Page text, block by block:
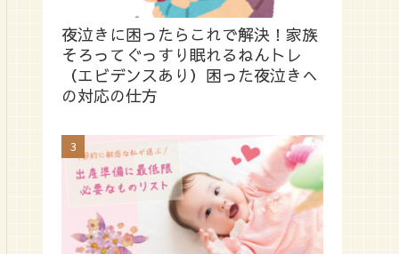
夜泣きに困ったらこれで解決！家族
そろってぐっすり眠れるねんトレ
（エビデンスあり）困った夜泣きへ
の対応の仕方